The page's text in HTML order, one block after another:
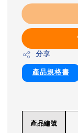
分享
產品規格書
產品編號